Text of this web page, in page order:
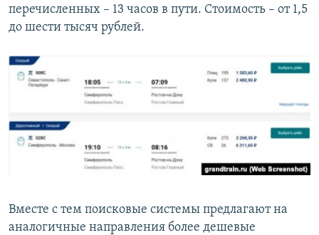
перечисленных – 13 часов в пути. Стоимость – от 1,5
до шести тысяч рублей.
Вместе с тем поисковые системы предлагают на
аналогичные направления более дешевые